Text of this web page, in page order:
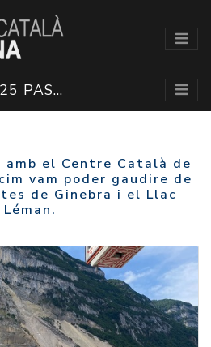
AMB EL CCG
amb el Centre Català de
vam poder gaudire de
de Ginebra i el Llac
Léman.